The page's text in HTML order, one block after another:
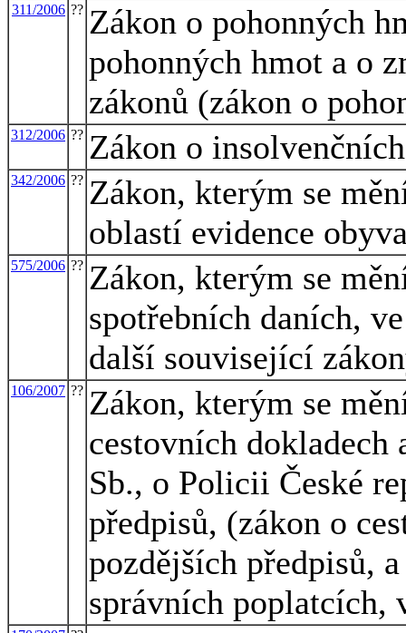
311/2006 ?? Zákon o pohonných
pohonných hmot a o
zákonů (zákon o
312/2006 ?? Zákon o
342/2006 ?? Zákon, kterým se
oblastí evidence
575/2006 ?? Zákon, kterým se
spotřebních daních,
další související
106/2007 ?? Zákon, kterým se
cestovních dokladech
Sb., o Policii České
předpisů, (zákon o
pozdějších předpisů,
správních poplatcích,